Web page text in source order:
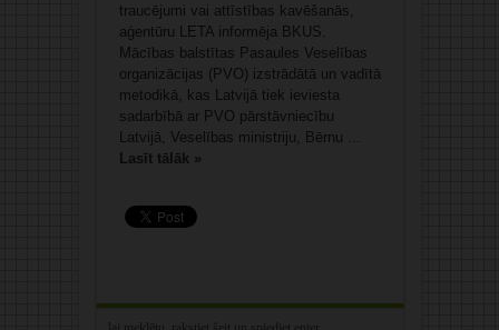
traucējumi vai attīstības kavēšanās,
aģentūru LETA informēja BKUS.
Mācības balstītas Pasaules Veselības
organizācijas (PVO) izstrādātā un vadītā
metodikā, kas Latvijā tiek ieviesta
sadarbībā ar PVO pārstāvniecību
Latvijā, Veselības ministriju, Bērnu ...
Lasīt tālāk »